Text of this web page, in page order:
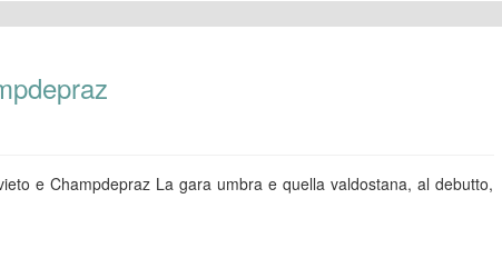
e Champdepraz La gara umbra e quella valdostana, al debutto,